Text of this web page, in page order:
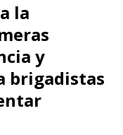
la
y
brigadistas